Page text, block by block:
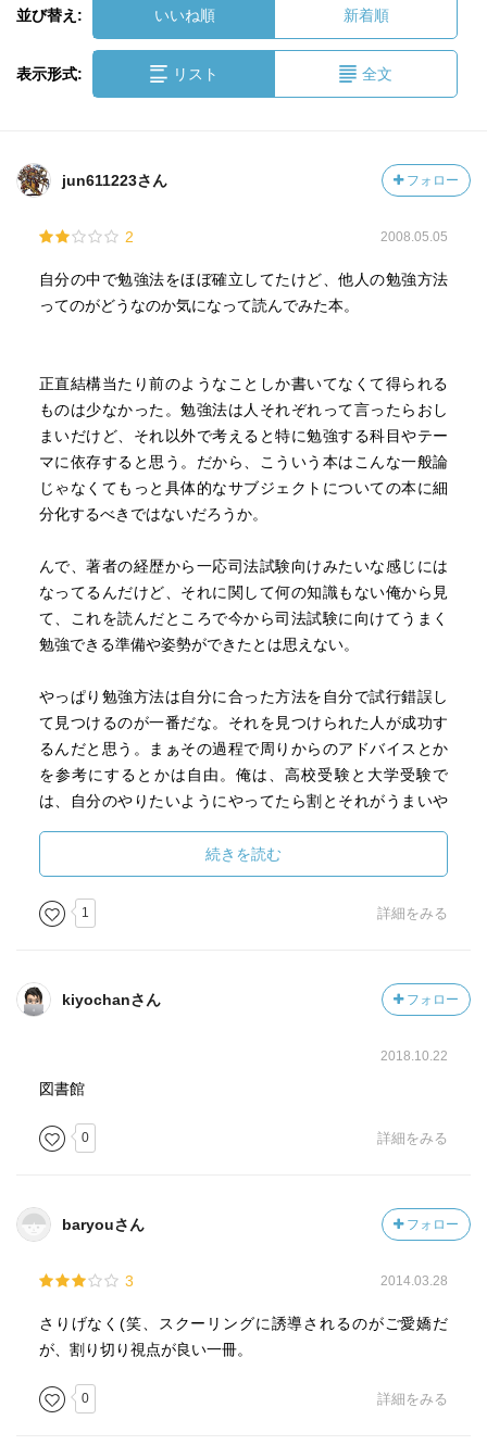
並び替え: いいね順 新着順
表示形式: リスト 全文
jun611223さん フォロー
2 2008.05.05
自分の中で勉強法をほぼ確立してたけど、他人の勉強方法
ってのがどうなのか気になって読んでみた本。
正直結構当たり前のようなことしか書いてなくて得られる
ものは少なかった。勉強法は人それぞれって言ったらおし
まいだけど、それ以外で考えると特に勉強する科目やテー
マに依存すると思う。だから、こういう本はこんな一般論
じゃなくてもっと具体的なサブジェクトについての本に細
分化するべきではないだろうか。
んで、著者の経歴から一応司法試験向けみたいな感じには
なってるんだけど、それに関して何の知識もない俺から見
て、これを読んだところで今から司法試験に向けてうまく
勉強できる準備や姿勢ができたとは思えない。
やっぱり勉強方法は自分に合った方法を自分で試行錯誤し
て見つけるのが一番だな。それを見つけられた人が成功す
るんだと思う。まぁその過程で周りからのアドバイスとか
を参考にするとかは自由。俺は、高校受験と大学受験で
は、自分のやりたいようにやってたら割とそれがうまいや
☆迷っている暇に勉強を始める
☆悩んでも仕方ないことは悩まない
◎１週間単位のスケジュールを意識する
◎スランプだと感じたら、現在の自分と１年前の自分を比
◎「自分はやればできる」と信じる
◎人が評価してくれるのは結果を出したときだけ。苦労を
結果を出すとかっこいいね
続きを読む
1 詳細をみる
kiyochanさん フォロー
2018.10.22
図書館
0 詳細をみる
baryouさん フォロー
3 2014.03.28
さりげなく(笑、スクーリングに誘導されるのがご愛嬌だ
が、割り切り視点が良い一冊。
0 詳細をみる